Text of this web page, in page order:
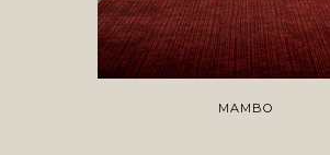
MAMBO